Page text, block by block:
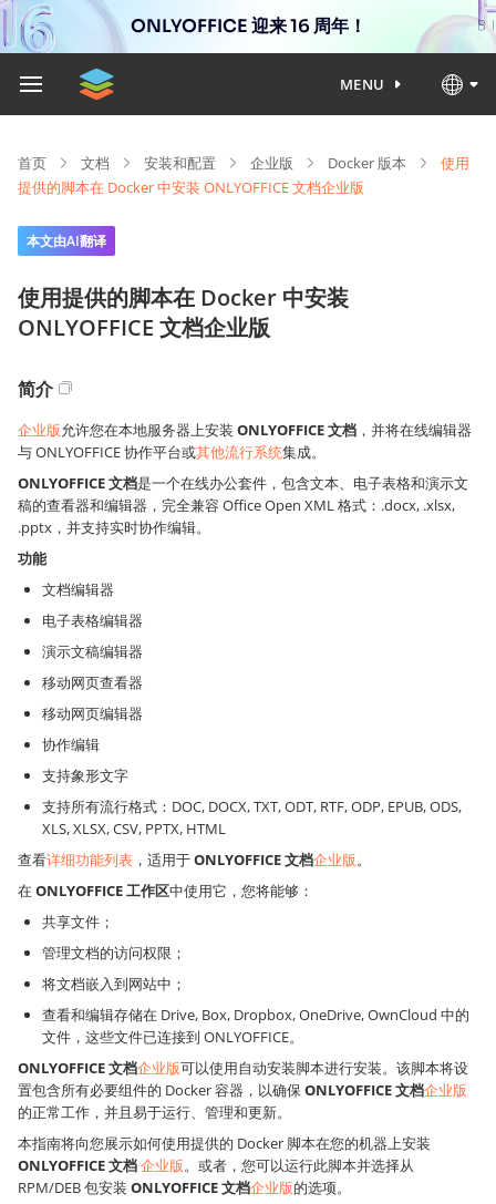
ONLYOFFICE 迎来 16 周年！
MENU
首页 文档 安装和配置 企业版 Docker 版本
使用
提供的脚本在 Docker 中安装 ONLYOFFICE 文档企业版
本文由AI翻译
使用提供的脚本在 Docker 中安装
ONLYOFFICE 文档企业版
简介
企业版允许您在本地服务器上安装 ONLYOFFICE 文档 ，并将在线编辑器
与 ONLYOFFICE 协作平台或其他流行系统集成。
ONLYOFFICE 文档是一个在线办公套件，包含文本、电子表格和演示文
稿的查看器和编辑器，完全兼容 Office Open XML 格式：.docx, .xlsx,
.pptx，并支持实时协作编辑。
功能
文档编辑器
电子表格编辑器
演示文稿编辑器
移动网页查看器
移动网页编辑器
协作编辑
支持象形文字
支持所有流行格式：DOC, DOCX, TXT, ODT, RTF, ODP, EPUB, ODS,
XLS, XLSX, CSV, PPTX, HTML
查看详细功能列表 ，适用于ONLYOFFICE 文档企业版。
在ONLYOFFICE 工作区中使用它，您将能够：
共享文件；
管理文档的访问权限；
将文档嵌入到网站中；
查看和编辑存储在 Drive, Box, Dropbox, OneDrive, OwnCloud 中的
文件，这些文件已连接到 ONLYOFFICE。
ONLYOFFICE 文档企业版可以使用自动安装脚本进行安装。该脚本将设
置包含所有必要组件的 Docker 容器，以确保ONLYOFFICE 文档企业版
的正常工作，并且易于运行、管理和更新。
本指南将向您展示如何使用提供的 Docker 脚本在您的机器上安装
ONLYOFFICE 文档企业版。或者，您可以运行此脚本并选择从
RPM/DEB 包安装 ONLYOFFICE 文档企业版的选项。